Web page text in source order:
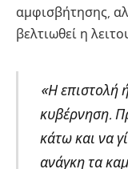
αμφισβήτησης,
βελτιωθεί η
«Η επιστολή
κυβέρνηση.
κάτω και να
ανάγκη τα